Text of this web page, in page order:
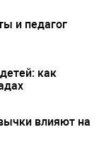
и педагог
как
влияют на